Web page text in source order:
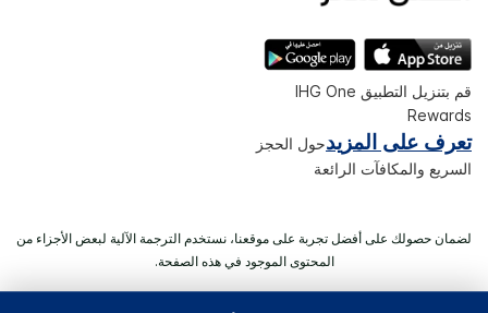
قم بتنزيل التطبيق IHG One
Rewards
تعرف على المزيدحول الحجز
السريع والمكافآت الرائعة
لضمان حصولك على أفضل تجربة على موقعنا، نستخدم الترجمة الآلية لبعض الأجزاء من
المحتوى الموجود في هذه الصفحة.